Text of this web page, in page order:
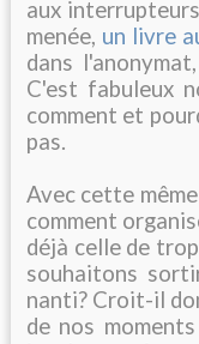
aux
menée, un livre
dans
C'est fabuleux
comment et
pas.
Avec cette
comment
déjà celle de
souhaitons
nanti? Croit-il
de nos